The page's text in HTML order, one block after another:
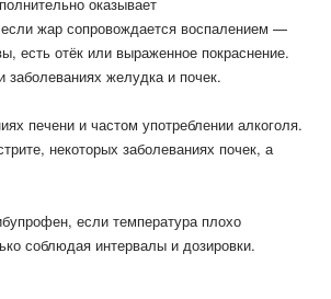
оказывает
жар сопровождается воспалением —
есть отёк или выраженное покраснение.
заболеваниях желудка и почек.
печени и частом употреблении алкоголя.
некоторых заболеваниях почек, а
если температура плохо
соблюдая интервалы и дозировки.